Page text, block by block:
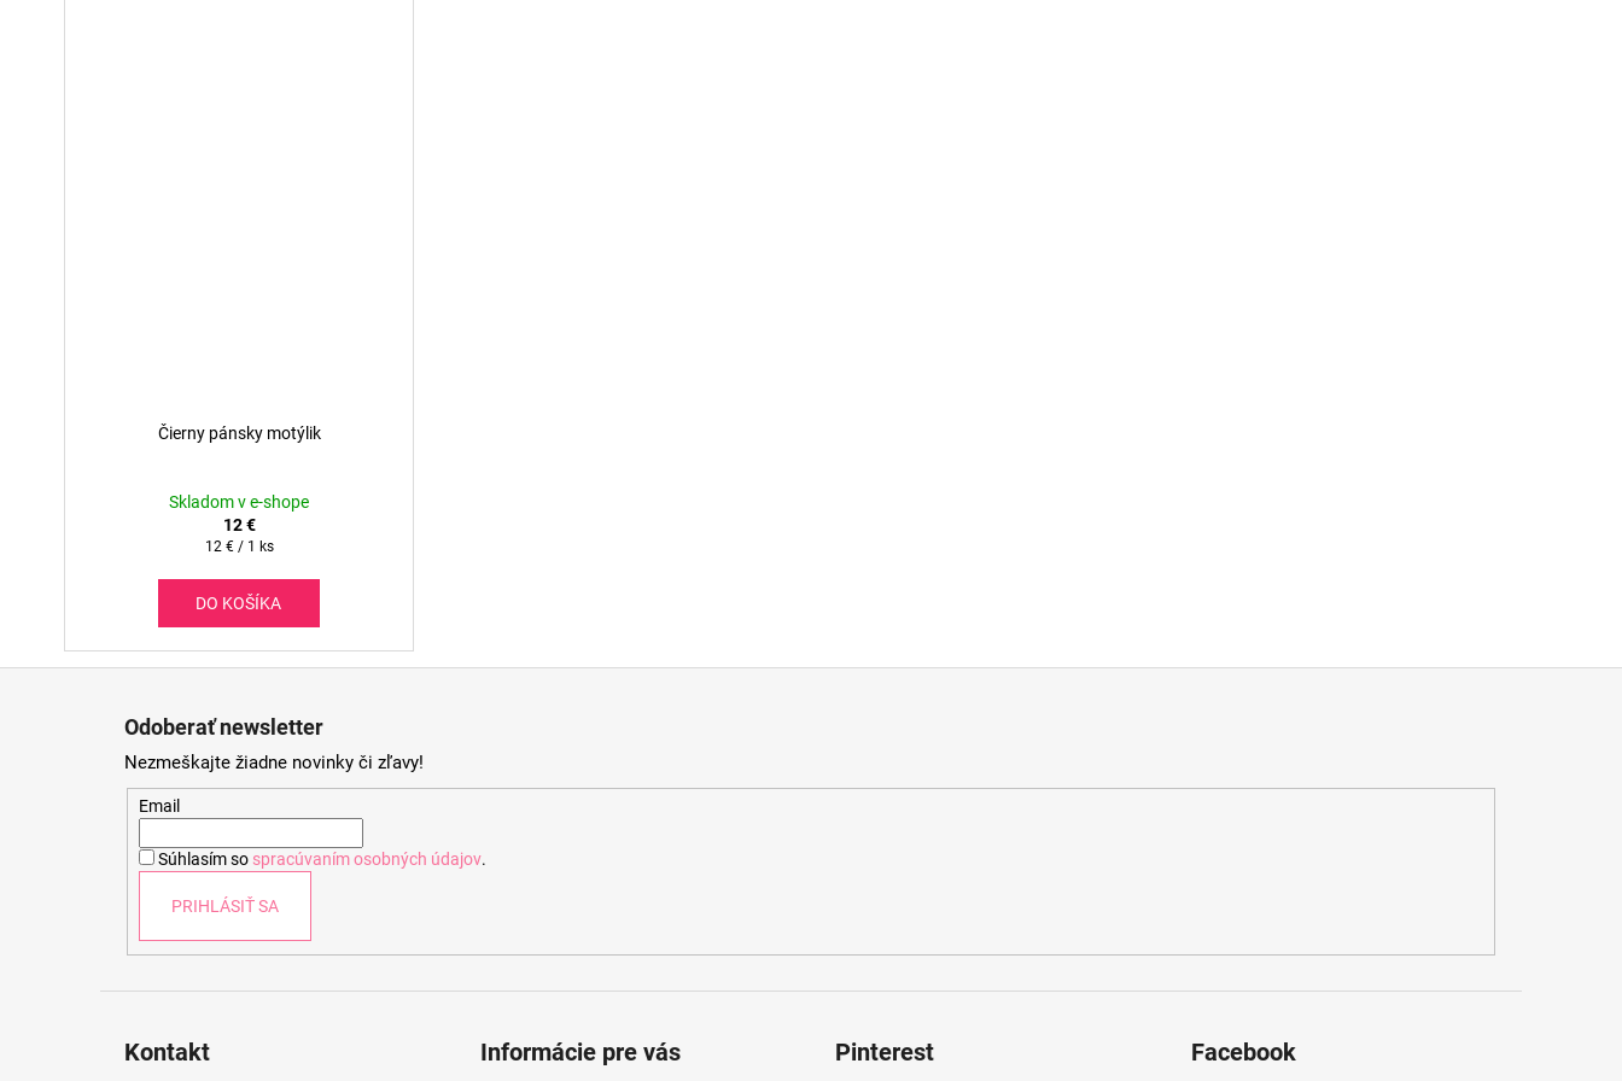
Čierny pánsky motýlik
Skladom v e-shope
12 €
Jednotková
12 € / 1 ks
DO KOŠÍKA
Odoberať newsletter
Nezmeškajte žiadne novinky či zľavy!
Email
Súhlasím so spracúvaním osobných údajov.
PRIHLÁSIŤ SA
Kontakt Informácie pre vás Pinterest Facebook